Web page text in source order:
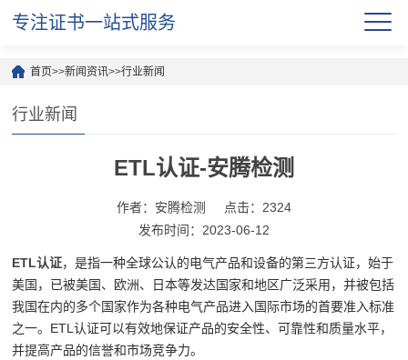
专注证书一站式服务
首页>>新闻资讯>>行业新闻
行业新闻
ETL认证-安腾检测
作者：安腾检测
点击：2324
发布时间：2023-06-12
ETL认证，是指一种全球公认的电气产品和设备的第三方认证，始于
美国，已被美国、欧洲、日本等发达国家和地区广泛采用，并被包括
我国在内的多个国家作为各种电气产品进入国际市场的首要准入标准
之一。ETL认证可以有效地保证产品的安全性、可靠性和质量水平，
并提高产品的信誉和市场竞争力。